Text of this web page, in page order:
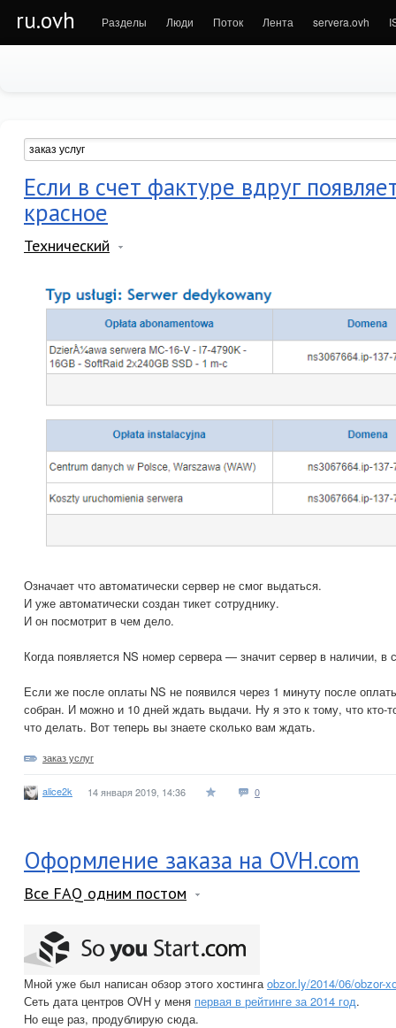
ru.ovh Разделы Люди Поток Лента servera.ovh
Если в счет фактуре вдруг
красное
Технический
Означает что автоматически сервер не смог выдаться.
И уже автоматически создан тикет сотруднику.
И он посмотрит в чем дело.
Когда появляется NS номер сервера — значит сервер в наличии, в
Если же после оплаты NS не появился через 1 минуту после
собран. И можно и 10 дней ждать выдачи. Ну я это к тому, что кто-
что делать. Вот теперь вы знаете сколько вам ждать.
заказ услуг
alice2k 14 января 2019, 14:36 0
Оформление заказа на OVH.com
Все FAQ одним постом
Мной уже был написан обзор этого хостинга obzor.ly/2014/06/obzor-
Сеть дата центров OVH у меня первая в рейтинге за 2014 год.
Но еще раз, продублирую сюда.